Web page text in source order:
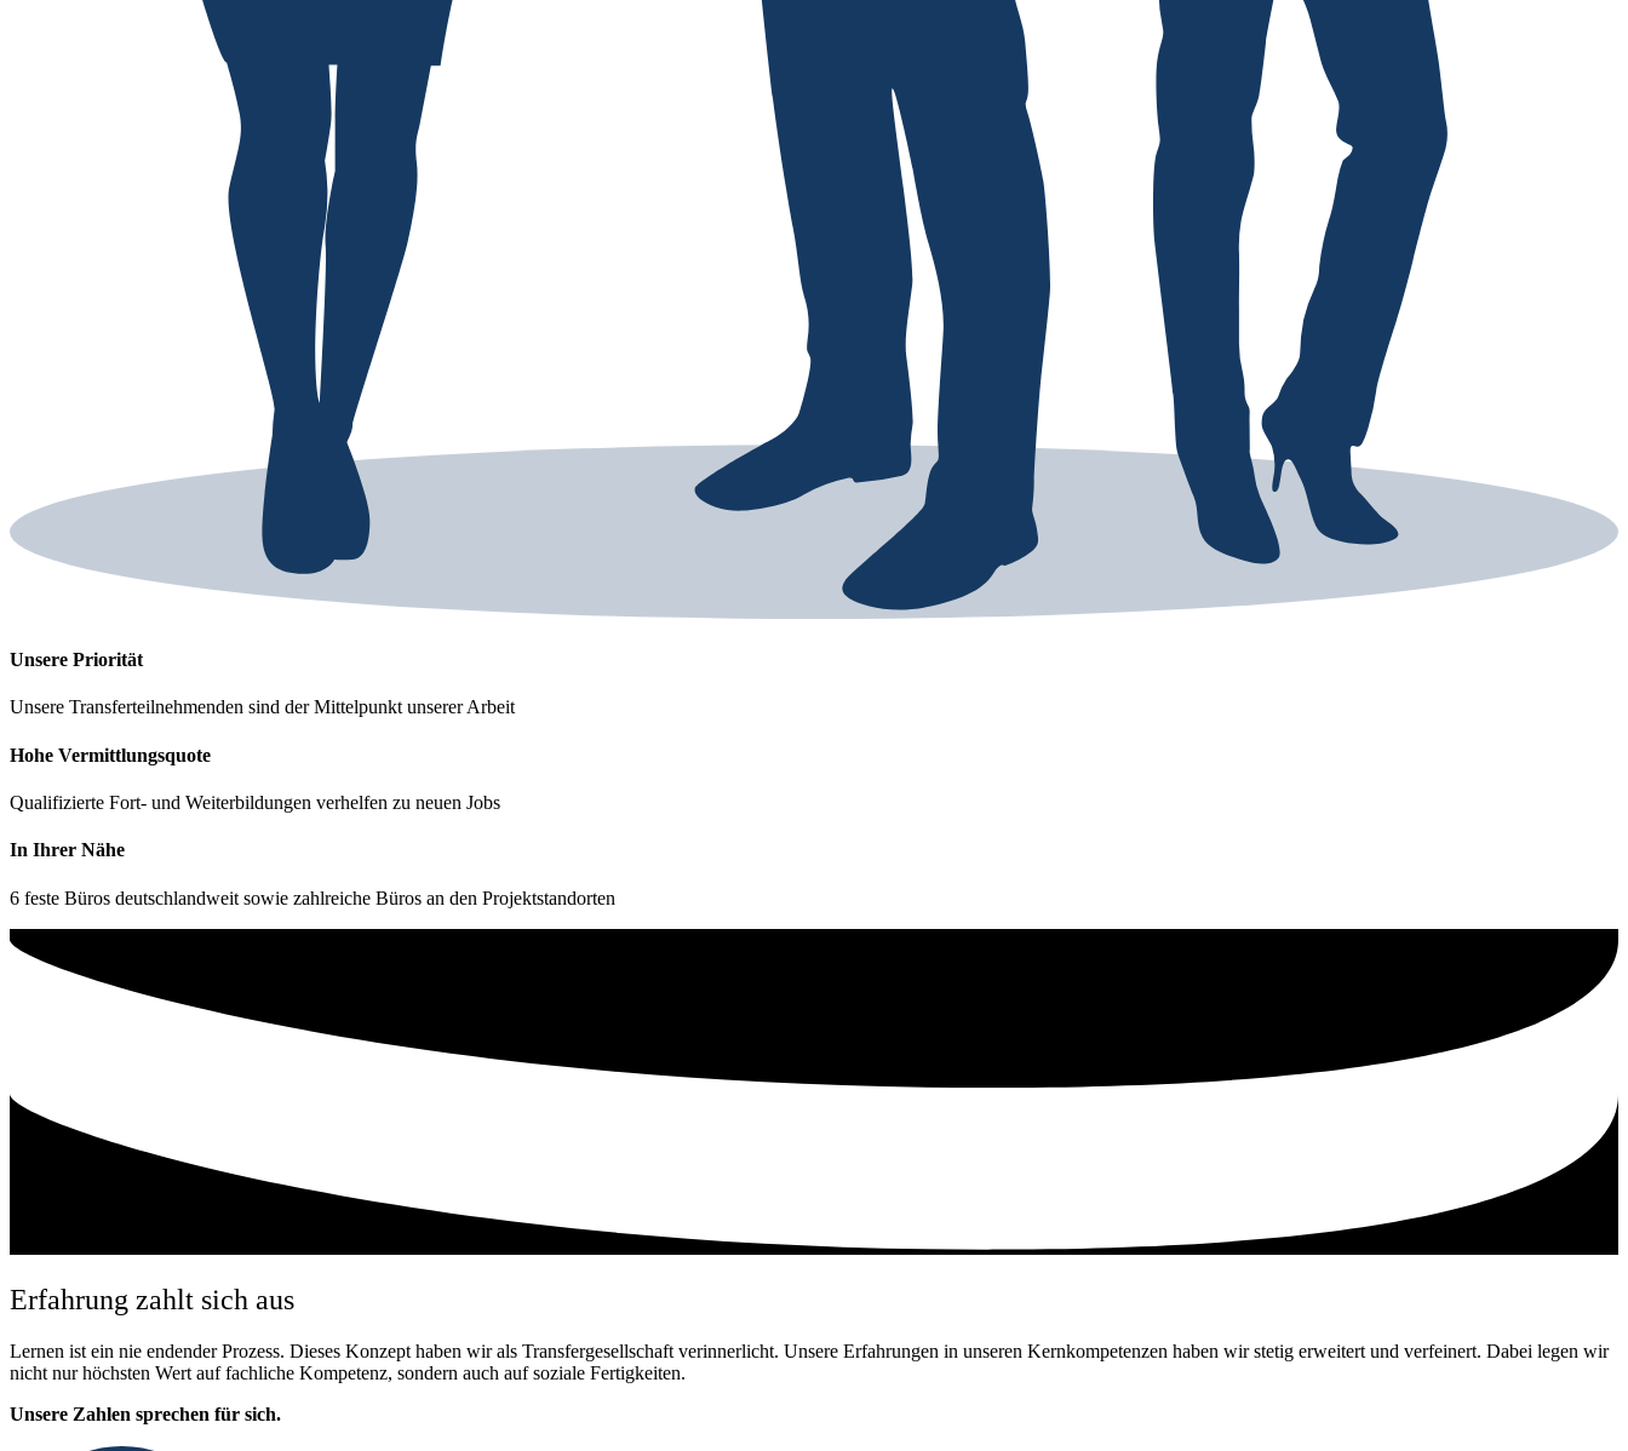
Unsere Priorität
Unsere Transferteilnehmenden sind der Mittelpunkt unserer Arbeit
Hohe Vermittlungs­­quote
Qualifizierte Fort- und Weiterbildungen verhelfen zu neuen Jobs
In Ihrer Nähe
6 feste Büros deutschlandweit sowie zahlreiche Büros an den Projektstandorten
Erfahrung zahlt sich aus
Lernen ist ein nie endender Prozess. Dieses Konzept haben wir als Transfergesellschaft verinnerlicht. Unsere Erfahrungen in unseren Kernkompetenzen haben wir stetig erweitert und verfeinert. Dabei legen wir
nicht nur höchsten Wert auf fachliche Kompetenz, sondern auch auf soziale Fertigkeiten.
Unsere Zahlen sprechen für sich.